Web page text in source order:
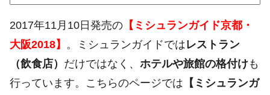
2017年11月10日発売の 【ミシュランガイド京都・
大阪2018】 。ミシュランガイドではレストラン
（飲食店） だけではなく、 ホテルや旅館の格付けも
行っています。こちらのページでは 【ミシュランガ